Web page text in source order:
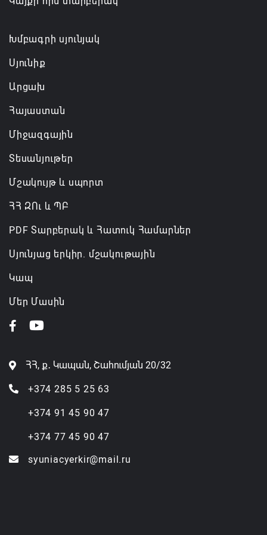
07.08.2026 14:32
Խմբագրի սյունյակ
Սյունիք
Արցախ
Հայաստան
Միջազգային
Տեսանյութեր
Մշակույթ և սպորտ
ՀՀ ԶՈւ և ՊԲ
PDF Տարբերակ և Հատուկ Համարներ
Սյունյաց երկիր. մշակութային
Կապ
Մեր Մասին
ՀՀ, ք․ Կապան, Շահումյան 20/32
+374 285 5 25 63
+374 91 45 90 47
+374 77 45 90 47
syuniacyerkir@mail.ru